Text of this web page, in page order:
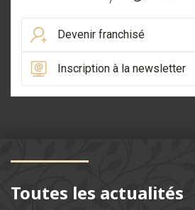
Devenir franchisé
Inscription à la newsletter
Toutes les actualités